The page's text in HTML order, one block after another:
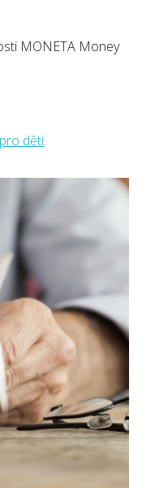
MONETA Money
děti.